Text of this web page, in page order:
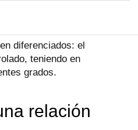
ver en los vínculos
diferenciados: el
teniendo en
grados.
relación